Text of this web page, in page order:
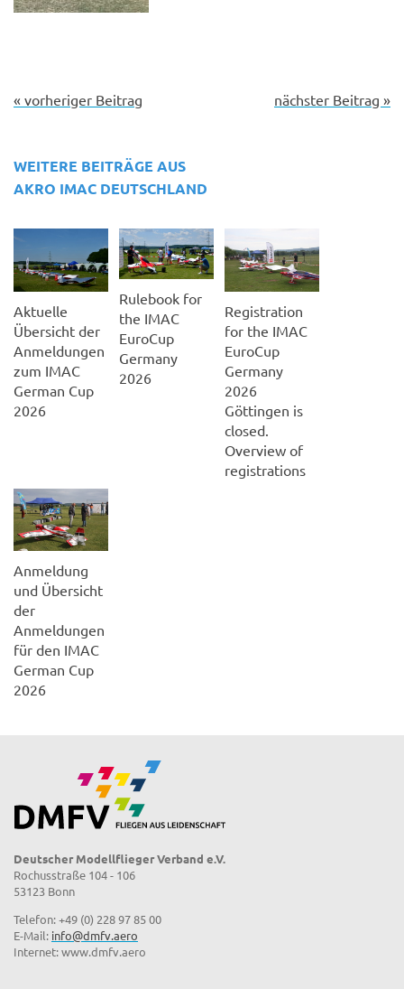
« vorheriger Beitrag nächster Beitrag »
WEITERE BEITRÄGE AUS
AKRO IMAC DEUTSCHLAND
Aktuelle
Übersicht der
Anmeldungen
zum IMAC
German Cup
2026
Rulebook for
the IMAC
EuroCup
Germany
2026
Registration
for the IMAC
EuroCup
Germany
2026
Göttingen is
closed.
Overview of
registrations
Anmeldung
und Übersicht
der
Anmeldungen
für den IMAC
German Cup
2026
Deutscher Modellflieger Verband e.V.
Rochusstraße 104 - 106
53123 Bonn
Telefon: +49 (0) 228 97 85 00
E-Mail: info@dmfv.aero
Internet: www.dmfv.aero